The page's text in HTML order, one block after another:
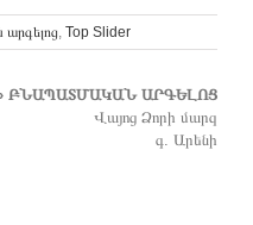
, Top Slider
ԲՆԱՊԱՏՄԱԿԱՆ ԱՐԳԵԼՈՑ
Վայոց Ձորի մարզ
գ. Արենի